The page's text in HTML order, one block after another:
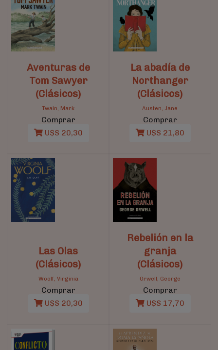
Aventuras de
Tom Sawyer
(Clásicos)
Twain, Mark
Comprar
U$S 20,30
La abadía de
Northanger
(Clásicos)
Austen, Jane
Comprar
U$S 21,80
Las Olas
(Clásicos)
Woolf, Virginia
Comprar
U$S 20,30
Rebelión en la
granja
(Clásicos)
Orwell, George
Comprar
U$S 17,70